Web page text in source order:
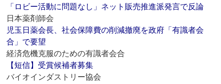
「ロビー活動に問題なし」ネット販売推進派発言で反論
日本薬剤師会
児玉日薬会長、社会保障費の削減撤廃を政府「有識者会
合」で要望
経済危機克服のための有識者会合
【短信】受賞候補者募集
バイオインダストリー協会